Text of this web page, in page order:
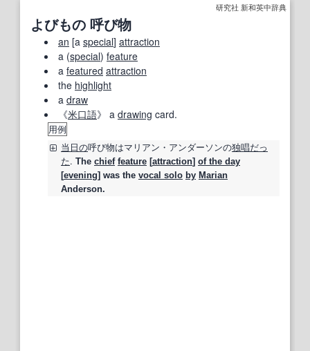
研究社 新和英中辞典
よびもの 呼び物
an [a special] attraction
a (special) feature
a featured attraction
the highlight
a draw
《米口語》 a drawing card.
用例
当日の呼び物はマリアン・アンダーソンの独唱だっ
た. The chief feature [attraction] of the day
[evening] was the vocal solo by Marian
Anderson.